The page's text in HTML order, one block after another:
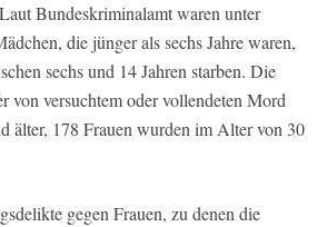
Bundeskriminalamt waren unter
die jünger als sechs Jahre waren,
sechs und 14 Jahren starben. Die
von versuchtem oder vollendeten Mord
älter, 178 Frauen wurden im Alter von 30
gegen Frauen, zu denen die